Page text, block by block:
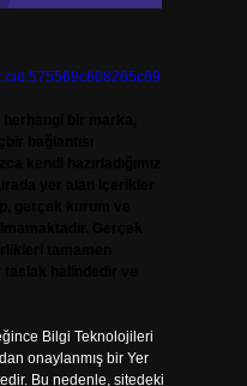
Bilgi Teknolojileri
onaylanmış bir Yer
Bu nedenle, sitedeki